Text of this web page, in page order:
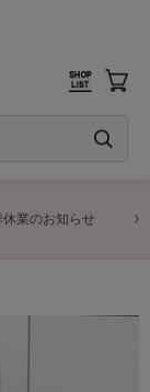
業のお知らせ